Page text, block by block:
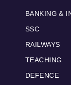
BANKING &
SSC
RAILWAYS
TEACHING
DEFENCE